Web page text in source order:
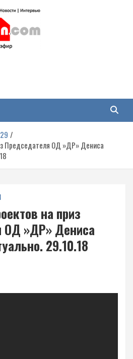
война
включая события в Новороссии, ДНР,
29
Председателя ОД »ДР» Дениса
на приз
ОД »ДР» Дениса
29.10.18